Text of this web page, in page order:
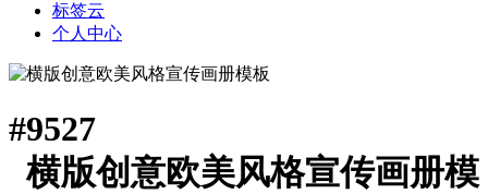
标签云
个人中心
#9527
横版创意欧美风格宣传画册模